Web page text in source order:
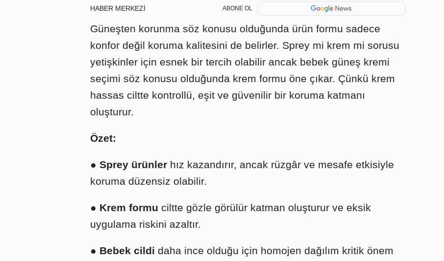
HABER MERKEZİ ABONE OL
Güneşten korunma söz konusu olduğunda ürün formu sadece
konfor değil koruma kalitesini de belirler. Sprey mi krem mi sorusu
yetişkinler için esnek bir tercih olabilir ancak bebek güneş kremi
seçimi söz konusu olduğunda krem formu öne çıkar. Çünkü krem
hassas ciltte kontrollü, eşit ve güvenilir bir koruma katmanı
oluşturur.
Özet:
● Sprey ürünler hız kazandırır, ancak rüzgâr ve mesafe etkisiyle
koruma düzensiz olabilir.
● Krem formu ciltte gözle görülür katman oluşturur ve eksik
uygulama riskini azaltır.
● Bebek cildi daha ince olduğu için homojen dağılım kritik önem